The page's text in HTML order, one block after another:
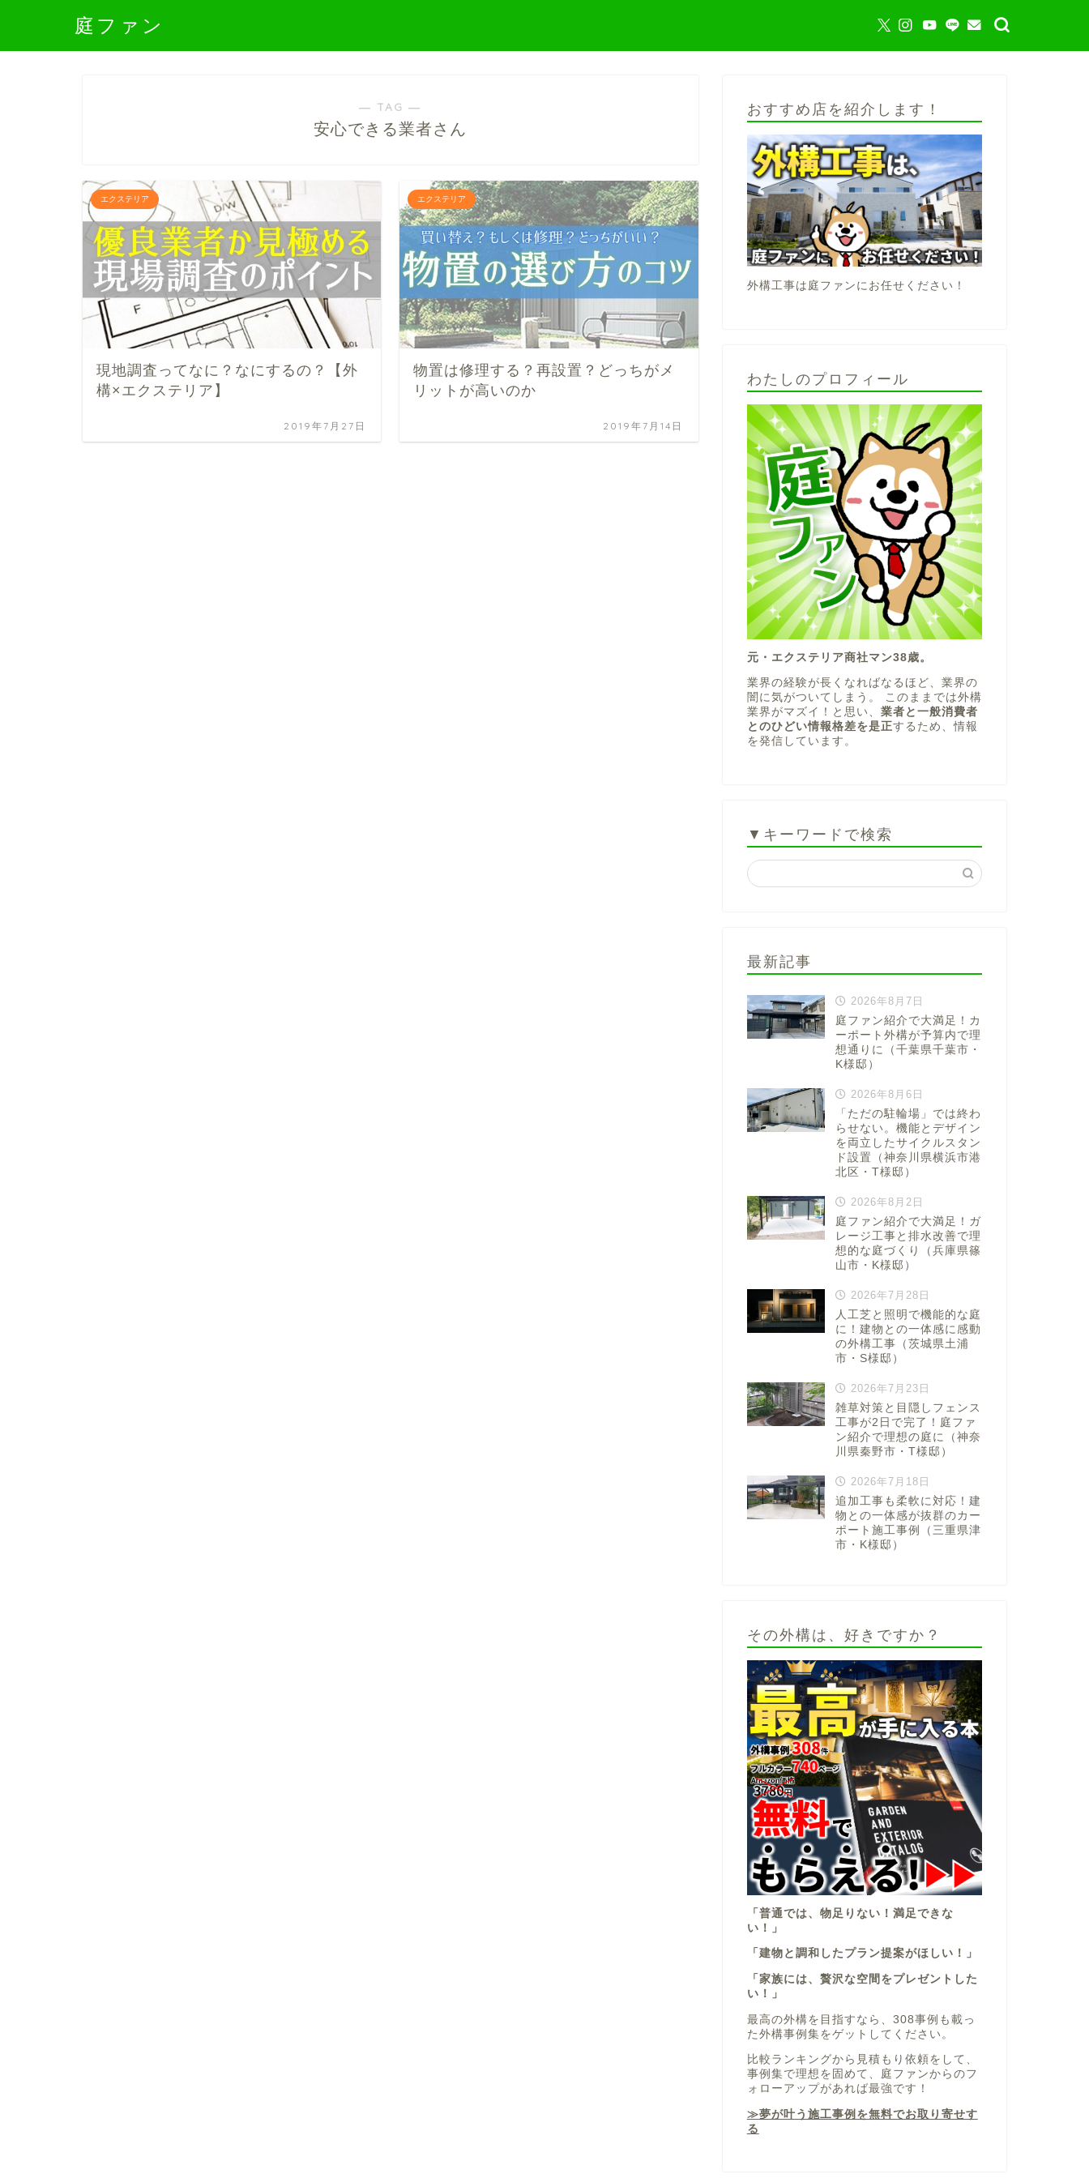
庭ファン
― TAG ―
安心できる業者さん
エクステリア
現地調査ってなに？なにするの？【外
構×エクステリア】
2019年7月27日
エクステリア
物置は修理する？再設置？どっちがメ
リットが高いのか
2019年7月14日
おすすめ店を紹介します！
外構工事は庭ファンにお任せください！
わたしのプロフィール
元・エクステリア商社マン38歳。
業界の経験が長くなればなるほど、業界の
闇に気がついてしまう。 このままでは外構
業界がマズイ！と思い、 業者と一般消費者
とのひどい情報格差を是正するため、情報
を発信しています。
▼キーワードで検索
最新記事
2026年8月7日
庭ファン紹介で大満足！カ
ーポート外構が予算内で理
想通りに（千葉県千葉市・
K様邸）
2026年8月6日
「ただの駐輪場」では終わ
らせない。機能とデザイン
を両立したサイクルスタン
ド設置（神奈川県横浜市港
北区・T様邸）
2026年8月2日
庭ファン紹介で大満足！ガ
レージ工事と排水改善で理
想的な庭づくり（兵庫県篠
山市・K様邸）
2026年7月28日
人工芝と照明で機能的な庭
に！建物との一体感に感動
の外構工事（茨城県土浦
市・S様邸）
2026年7月23日
雑草対策と目隠しフェンス
工事が2日で完了！庭ファ
ン紹介で理想の庭に（神奈
川県秦野市・T様邸）
2026年7月18日
追加工事も柔軟に対応！建
物との一体感が抜群のカー
ポート施工事例（三重県津
市・K様邸）
その外構は、好きですか？
「普通では、物足りない！満足できな
い！」
「建物と調和したプラン提案がほしい！」
「家族には、贅沢な空間をプレゼントした
い！」
最高の外構を目指すなら、308事例も載っ
た外構事例集をゲットしてください。
比較ランキングから見積もり依頼をして、
事例集で理想を固めて、庭ファンからのフ
ォローアップがあれば最強です！
≫夢が叶う施工事例を無料でお取り寄せす
る